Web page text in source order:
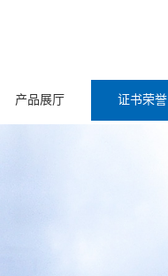
产品展厅 证书荣誉